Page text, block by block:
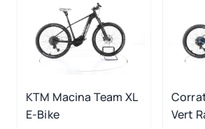
KTM Macina Team XL
E-Bike
Vert